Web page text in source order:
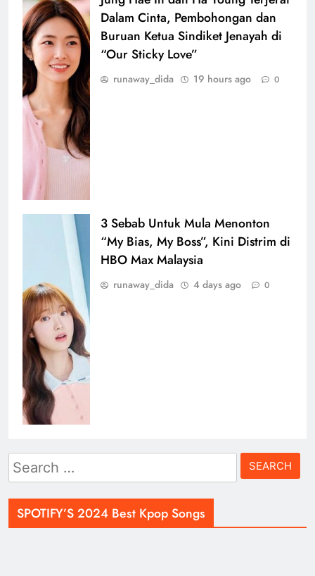
Dalam Cinta, Pembohongan dan
Buruan Ketua Sindiket Jenayah di
“Our Sticky Love”
runaway_dida 19 hours ago 0
3 Sebab Untuk Mula Menonton
“My Bias, My Boss”, Kini Distrim di
HBO Max Malaysia
runaway_dida 4 days ago 0
Search
for:
SPOTIFY’S 2024 Best Kpop Songs